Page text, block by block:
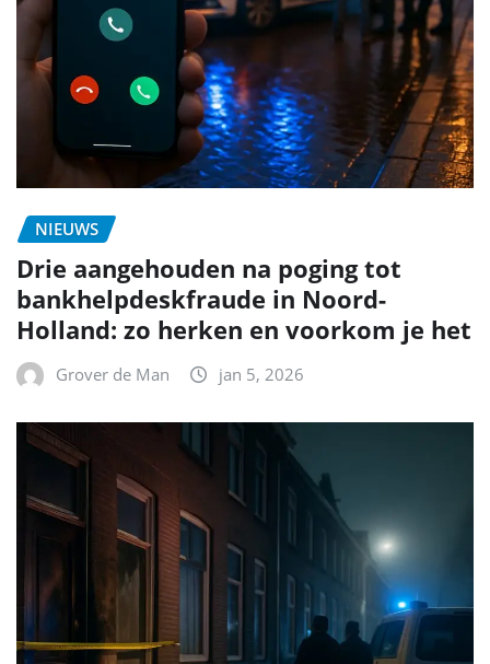
NIEUWS
Drie aangehouden na poging tot
bankhelpdeskfraude in Noord-
Holland: zo herken en voorkom je het
Grover de Man jan 5, 2026